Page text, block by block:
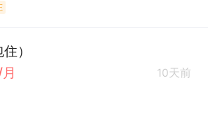
）
10天前